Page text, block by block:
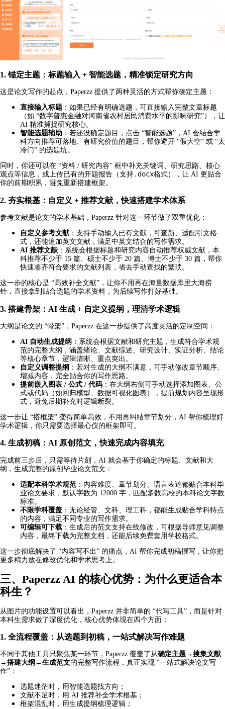
1. 锚定主题：标题输入 + 智能选题，精准锁定研究方向
这是论文写作的起点，Paperzz 提供了两种灵活的方式帮你确定主题：
直接输入标题 ：如果已经有明确选题，可直接输入完整文章标题
（如 “数字普惠金融对河南省农村居民消费水平的影响研究”），让
AI 精准捕捉研究核心。
智能选题辅助 ：若还没确定题目，点击 “智能选题”，AI 会结合学
科方向推荐可落地、有研究价值的题目，帮你避开 “假大空” 或 “太
冷门” 的选题坑。
同时，你还可以在 “资料 / 研究内容” 框中补充关键词、研究思路、核心
观点等信息，或上传已有的开题报告（支持 .docx格式），让 AI 更贴合
你的前期积累，避免重新搭建框架。
2. 夯实根基：自定义 + 推荐文献，快速搭建学术体系
参考文献是论文的学术基础，Paperzz 针对这一环节做了双重优化：
自定义参考文献 ：支持手动输入已有文献，可查新、适配引文格
式，还能追加英文文献，满足中英文结合的写作需求。
AI 推荐文献 ：系统会根据标题和研究内容自动推荐权威文献，本
科推荐不少于 15 篇、硕士不少于 20 篇、博士不少于 30 篇，帮你
快速凑齐符合要求的文献列表，省去手动查找的繁琐。
这一步的核心是 “高效补全文献”，让你不用再在海量数据库里大海捞
针，直接拿到贴合选题的学术资料，为后续写作打好基础。
3. 搭建骨架：AI 生成 + 自定义提纲，理清学术逻辑
大纲是论文的 “骨架”，Paperzz 在这一步提供了高度灵活的定制空间：
AI 自动生成提纲 ：系统会根据文献和研究主题，生成符合学术规
范的完整大纲，涵盖绪论、文献综述、研究设计、实证分析、结论
等核心章节，逻辑清晰、重点突出。
自定义调整提纲 ：若对生成的大纲不满意，可手动修改章节顺序、
增减内容，完全贴合你的写作思路。
提前嵌入图表 / 公式 / 代码 ：在大纲右侧可手动选择添加图表、公
式或代码（如回归模型、数据可视化图表），提前规划内容呈现形
式，避免后期补充时逻辑断裂。
这一步让 “搭框架” 变得简单高效，不用再纠结章节划分，AI 帮你梳理好
学术逻辑，你只需要选择最心仪的框架即可。
4. 生成初稿：AI 原创范文，快速完成内容填充
完成前三步后，只需等待片刻，AI 就会基于你确定的标题、文献和大
纲，生成完整的原创毕业论文范文：
适配本科学术规范 ：内容难度、章节划分、语言表述都贴合本科毕
业论文要求，默认字数为 12000 字，匹配多数高校的本科论文字数
标准。
不限学科覆盖 ：无论经管、文科、理工科，都能生成贴合学科特点
的内容，满足不同专业的写作需求。
可编辑可下载 ：生成后的范文支持在线修改，可根据导师意见调整
内容，最终下载为完整文档，还能后续免费套用学校格式。
这一步彻底解决了 “内容写不出” 的痛点，AI 帮你完成初稿撰写，让你把
更多精力放在修改优化和学术思考上。
三、Paperzz AI 的核心优势：为什么更适合本
科生？
从图片的功能设置可以看出，Paperzz 并非简单的 “代写工具”，而是针对
本科生需求做了深度优化，核心优势体现在四个方面：
1. 全流程覆盖：从选题到初稿，一站式解决写作难题
不同于其他工具只聚焦某一环节，Paperzz 覆盖了从确定主题→搜集文献
→搭建大纲→生成范文的完整写作流程，真正实现 “一站式解决论文写
作”：
选题迷茫时，用智能选题找方向；
文献不足时，用 AI 推荐补全学术根基；
框架混乱时，用生成提纲梳理逻辑；